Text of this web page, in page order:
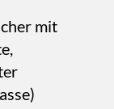
mit